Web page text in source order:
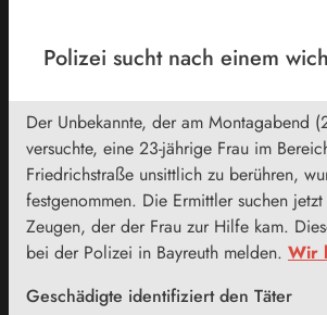
Polizei sucht nach einem
Der Unbekannte, der am Montagabend
versuchte, eine 23-jährige Frau im
Friedrichstraße unsittlich zu berühren,
festgenommen. Die Ermittler suchen
Zeugen, der der Frau zur Hilfe kam.
bei der Polizei in Bayreuth melden. Wir
Geschädigte identifiziert den Täter